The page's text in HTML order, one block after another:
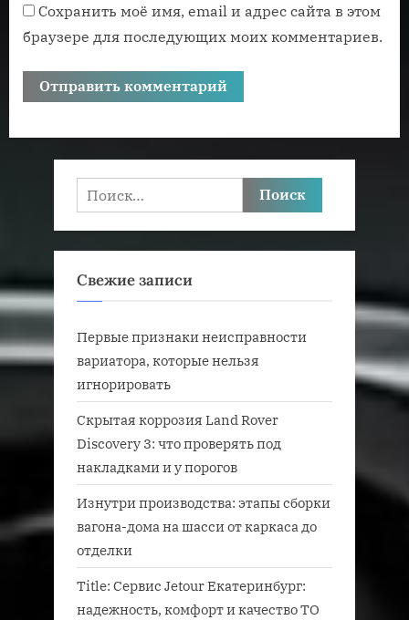
Сохранить моё имя, email и адрес сайта в этом
браузере для последующих моих комментариев.
Найти:
Свежие записи
Первые признаки неисправности
вариатора, которые нельзя
игнорировать
Скрытая коррозия Land Rover
Discovery 3: что проверять под
накладками и у порогов
Изнутри производства: этапы сборки
вагона-дома на шасси от каркаса до
отделки
Title: Сервис Jetour Екатеринбург:
надежность, комфорт и качество ТО